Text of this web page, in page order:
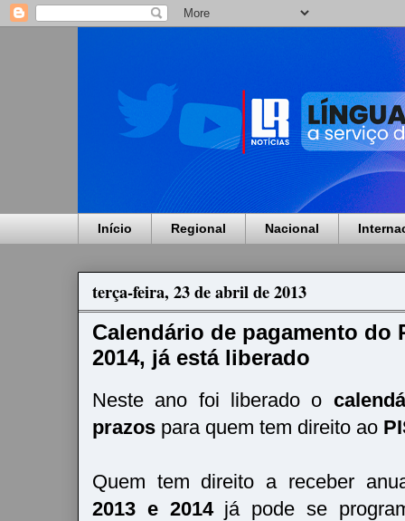
Início Regional Nacional
terça-feira, 23 de abril de 2013
Calendário de pagamento do
2014, já está liberado
Neste ano foi liberado o
prazos para quem tem direito ao
Quem tem direito a receber
2013 e 2014já pode se